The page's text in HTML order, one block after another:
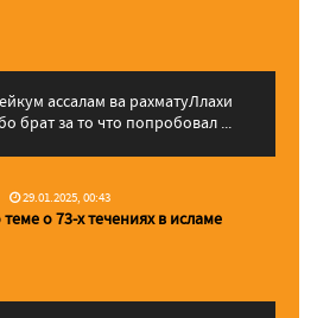
брат за то что попробовал ...
29.01.2025, 00:43
о 73-х течениях в исламе